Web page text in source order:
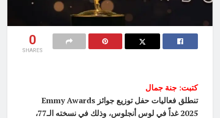
0
SHARES
كتبت: جنة جمال
تنطلق فعاليات حفل توزيع جوائز Emmy Awards
2025 غداً في لوس أنجلوس، وذلك في نسخته الـ77،